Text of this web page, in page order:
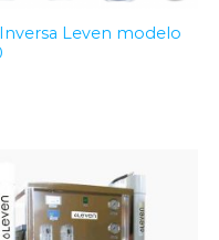
Leven modelo
Add to
Wishlist